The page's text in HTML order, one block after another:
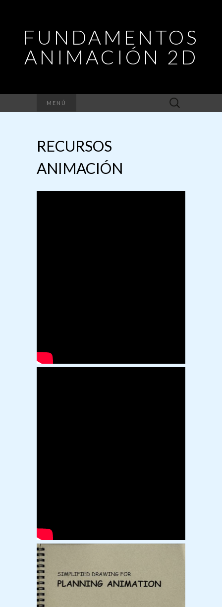
FUNDAMENTOS
ANIMACIÓN 2D
MENÚ Buscar:
RECURSOS
ANIMACIÓN